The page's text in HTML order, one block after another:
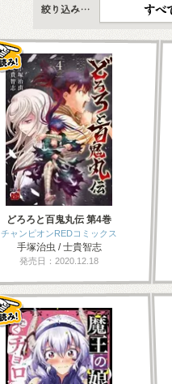
すべて
どろろと百鬼丸伝 第4巻
チャンピオンREDコミックス
手塚治虫 / 士貴智志
発売日：2020.12.18